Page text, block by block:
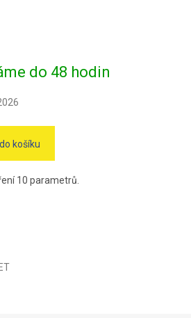
do 48 hodin
košíku
10 parametrů.